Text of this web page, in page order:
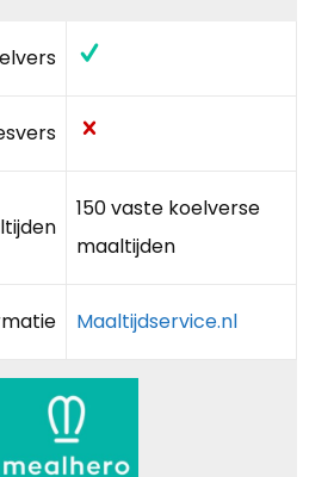
150 vaste koelverse
maaltijden
Maaltijdservice.nl